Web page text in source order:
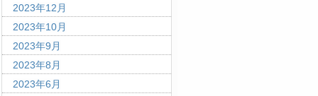
2023年12月
2023年10月
2023年9月
2023年8月
2023年6月